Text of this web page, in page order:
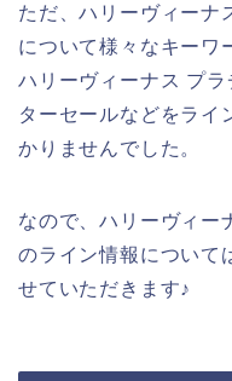
ただ、ハリーヴィーナ
について様々なキーワ
ハリーヴィーナス プ
ターセールなどをライ
かりませんでした。
なので、ハリーヴィー
のライン情報について
せていただきます♪